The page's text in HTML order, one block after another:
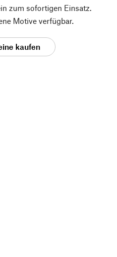
zum sofortigen Einsatz.
Motive verfügbar.
kaufen